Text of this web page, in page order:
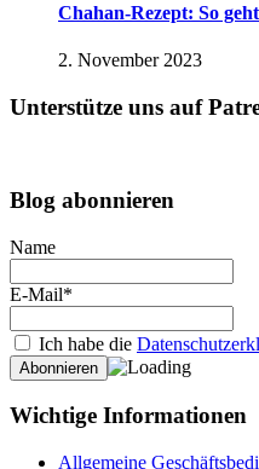
Chahan-Rezept: So
2. November 2023
Unterstütze uns auf
Blog abonnieren
Name
E-Mail*
Ich habe die
Wichtige Informationen
Allgemeine